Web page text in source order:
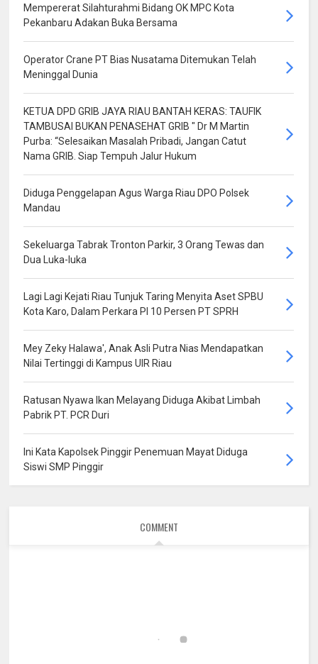
Mempererat Silahturahmi Bidang OK MPC Kota
Pekanbaru Adakan Buka Bersama
Operator Crane PT Bias Nusatama Ditemukan Telah
Meninggal Dunia
KETUA DPD GRIB JAYA RIAU BANTAH KERAS: TAUFIK
TAMBUSAI BUKAN PENASEHAT GRIB " Dr M Martin
Purba: “Selesaikan Masalah Pribadi, Jangan Catut
Nama GRIB. Siap Tempuh Jalur Hukum
Diduga Penggelapan Agus Warga Riau DPO Polsek
Mandau
Sekeluarga Tabrak Tronton Parkir, 3 Orang Tewas dan
Dua Luka-luka
Lagi Lagi Kejati Riau Tunjuk Taring Menyita Aset SPBU
Kota Karo, Dalam Perkara PI 10 Persen PT SPRH
Mey Zeky Halawa', Anak Asli Putra Nias Mendapatkan
Nilai Tertinggi di Kampus UIR Riau
Ratusan Nyawa Ikan Melayang Diduga Akibat Limbah
Pabrik PT. PCR Duri
Ini Kata Kapolsek Pinggir Penemuan Mayat Diduga
Siswi SMP Pinggir
COMMENT